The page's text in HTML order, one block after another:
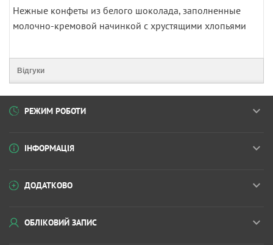
Нежные конфеты из белого шоколада, заполненные
молочно-кремовой начинкой с хрустящими хлопьями
Відгуки
РЕЖИМ РОБОТИ
ІНФОРМАЦІЯ
ДОДАТКОВО
ОБЛІКОВИЙ ЗАПИС